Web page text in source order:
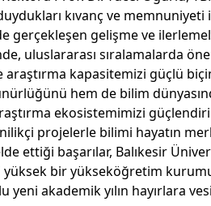
kıvanç ve
gerçekleşen gelişme ve
uluslararası sıralamalarda
kapasitemizi güçlü
hem de bilim
ekosistemimizi
projelerle bilimi hayatın
ettiği başarılar, Balıkesir
bir yükseköğretim
akademik yılın hayırlara